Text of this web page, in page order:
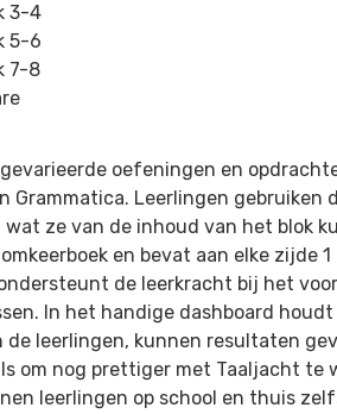
3-4
5-6
7-8
oefeningen en
Grammatica. Leerlingen gebruiken
wat ze van de inhoud van het blok
en bevat aan elke zijde 1
de leerkracht bij het
In het handige dashboard
de leerlingen, kunnen resultaten
om nog prettiger met Taaljacht te
leerlingen op school en thuis